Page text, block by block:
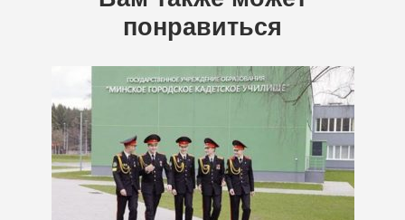
понравиться